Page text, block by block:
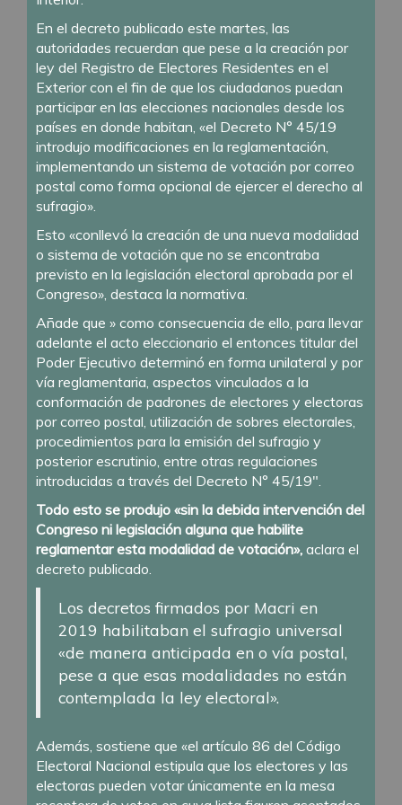
En el decreto publicado este martes, las
autoridades recuerdan que pese a la creación por
ley del Registro de Electores Residentes en el
Exterior con el fin de que los ciudadanos puedan
participar en las elecciones nacionales desde los
países en donde habitan, «el Decreto N° 45/19
introdujo modificaciones en la reglamentación,
implementando un sistema de votación por correo
postal como forma opcional de ejercer el derecho al
sufragio».
Esto «conllevó la creación de una nueva modalidad
o sistema de votación que no se encontraba
previsto en la legislación electoral aprobada por el
Congreso», destaca la normativa.
Añade que » como consecuencia de ello, para llevar
adelante el acto eleccionario el entonces titular del
Poder Ejecutivo determinó en forma unilateral y por
vía reglamentaria, aspectos vinculados a la
conformación de padrones de electores y electoras
por correo postal, utilización de sobres electorales,
procedimientos para la emisión del sufragio y
posterior escrutinio, entre otras regulaciones
introducidas a través del Decreto N° 45/19″.
Todo esto se produjo «sin la debida intervención del
Congreso ni legislación alguna que habilite
reglamentar esta modalidad de votación», aclara el
decreto publicado.
Los decretos firmados por Macri en
2019 habilitaban el sufragio universal
«de manera anticipada en o vía postal,
pese a que esas modalidades no están
contemplada la ley electoral».
Además, sostiene que «el artículo 86 del Código
Electoral Nacional estipula que los electores y las
electoras pueden votar únicamente en la mesa